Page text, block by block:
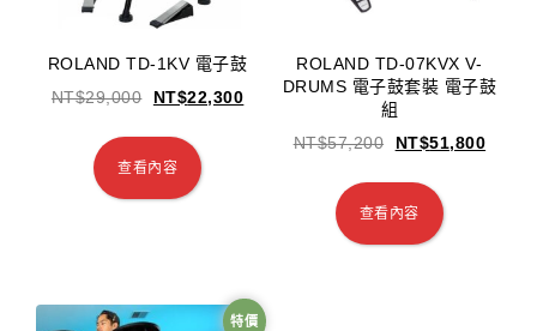
ROLAND TD-1KV 電子鼓
NT$29,000 NT$22,300
查看內容
ROLAND TD-07KVX V-
DRUMS 電子鼓套裝 電子鼓
組
NT$57,200 NT$51,800
查看內容
特價